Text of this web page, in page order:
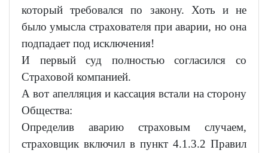
который требовался по закону. Хоть и не
было умысла страхователя при аварии, но она
подпадает под исключения!
И первый суд полностью согласился со
Страховой компанией.
А вот апелляция и кассация встали на сторону
Общества:
Определив аварию страховым случаем,
страховщик включил в пункт 4.1.3.2 Правил